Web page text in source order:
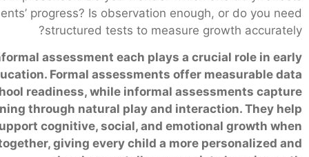
progress? Is observation enough, or do you need
structured tests to measure growth accurately?
assessment each plays a crucial role in early
Formal assessments offer measurable data
readiness, while informal assessments capture
through natural play and interaction. They help
cognitive, social, and emotional growth when
giving every child a more personalized and